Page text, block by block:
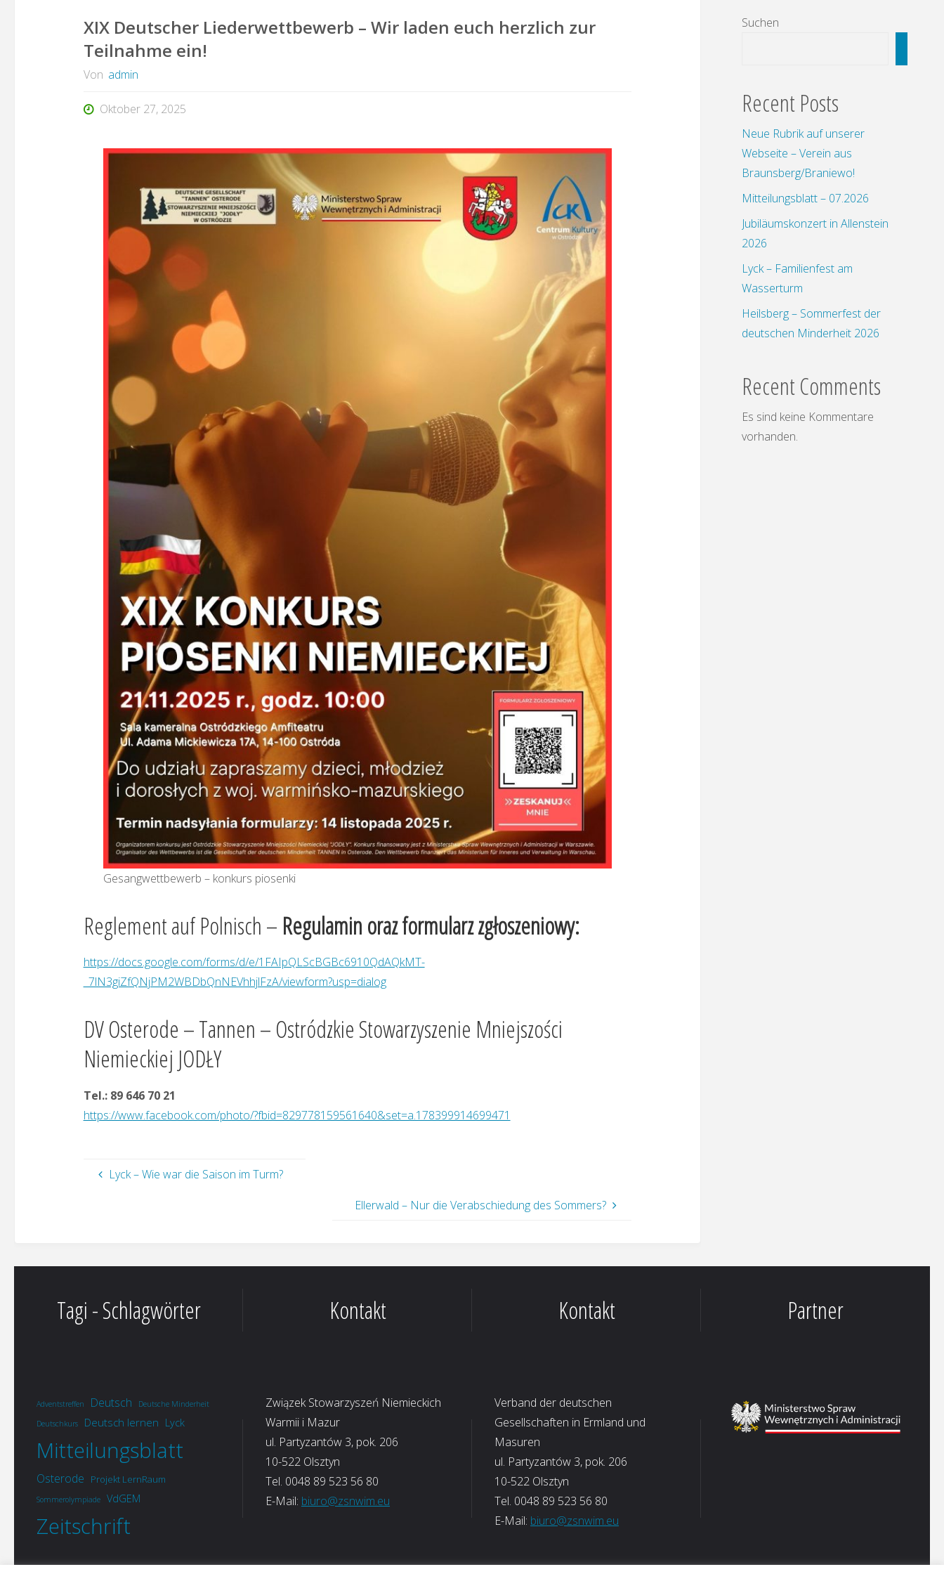
XIX Deutscher Liederwettbewerb – Wir laden euch herzlich zur
Teilnahme ein!
Von admin
Oktober 27, 2025
Gesangwettbewerb – konkurs piosenki
Reglement auf Polnisch – Regulamin oraz formularz zgłoszeniowy:
https://docs.google.com/forms/d/e/1FAIpQLScBGBc6910QdAQkMT-
_7lN3giZfQNjPM2WBDbQnNEVhhjlFzA/viewform?usp=dialog
DV Osterode – Tannen – Ostródzkie Stowarzyszenie Mniejszości
Niemieckiej JODŁY
Tel.: 89 646 70 21
https://www.facebook.com/photo/?fbid=829778159561640&set=a.178399914699471
Lyck – Wie war die Saison im Turm?
Ellerwald – Nur die Verabschiedung des Sommers?
Suchen
Recent Posts
Neue Rubrik auf unserer
Webseite – Verein aus
Braunsberg/Braniewo!
Mitteilungsblatt – 07.2026
Jubiläumskonzert in Allenstein
2026
Lyck – Familienfest am
Wasserturm
Heilsberg – Sommerfest der
deutschen Minderheit 2026
Recent Comments
Es sind keine Kommentare
vorhanden.
Tagi - Schlagwörter Kontakt Kontakt Partner
Adventstreffen Deutsch
Deutsche Minderheit
Deutschkurs
Deutsch lernen Lyck
Mitteilungsblatt
Osterode Projekt LernRaum
Sommerolympiade VdGEM
Zeitschrift
Związek Stowarzyszeń Niemieckich
Warmii i Mazur
ul. Partyzantów 3, pok. 206
10-522 Olsztyn
Tel. 0048 89 523 56 80
E-Mail: biuro@zsnwim.eu
Verband der deutschen
Gesellschaften in Ermland und
Masuren
ul. Partyzantów 3, pok. 206
10-522 Olsztyn
Tel. 0048 89 523 56 80
E-Mail: biuro@zsnwim.eu